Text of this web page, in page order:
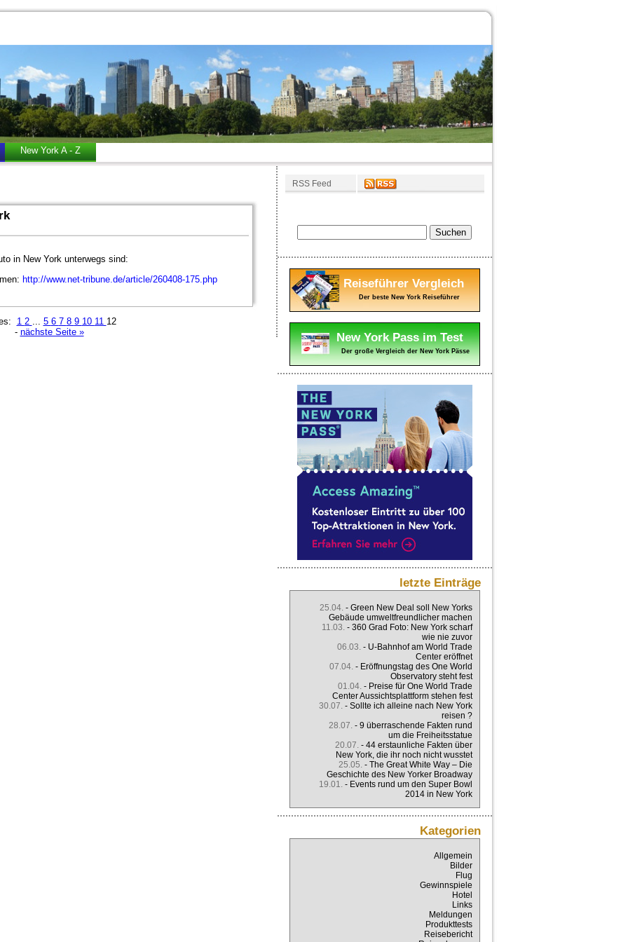
New York A - Z
in New York unterwegs sind:
http://www.net-tribune.de/article/260408-175.php
1 2 5 6 7 8 9 10 11 12
- nächste Seite »
RSS Feed
Reiseführer Vergleich
Der beste New York Reiseführer
New York Pass im Test
Der große Vergleich der New York Pässe
letzte Einträge
25.04. - Green New Deal soll New Yorks
Gebäude umweltfreundlicher machen
11.03. - 360 Grad Foto: New York scharf
wie nie zuvor
06.03. - U-Bahnhof am World Trade
Center eröffnet
07.04. - Eröffnungstag des One World
Observatory steht fest
01.04. - Preise für One World Trade
Center Aussichtsplattform stehen fest
30.07. - Sollte ich alleine nach New York
reisen ?
28.07. - 9 überraschende Fakten rund
um die Freiheitsstatue
20.07. - 44 erstaunliche Fakten über
New York, die ihr noch nicht wusstet
25.05. - The Great White Way – Die
Geschichte des New Yorker Broadway
19.01.
- Events rund um den Super Bowl
2014 in New York
Kategorien
Allgemein
Bilder
Flug
Gewinnspiele
Hotel
Links
Meldungen
Produkttests
Reisebericht